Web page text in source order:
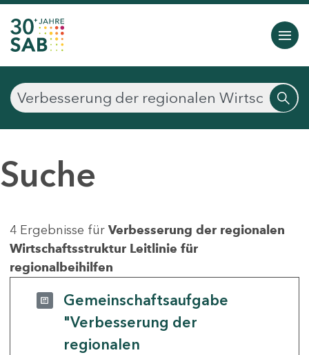
Suche
4 Ergebnisse für Verbesserung der regionalen
Wirtschaftsstruktur Leitlinie für
regionalbeihilfen
Gemeinschaftsaufgabe
"Verbesserung der
regionalen